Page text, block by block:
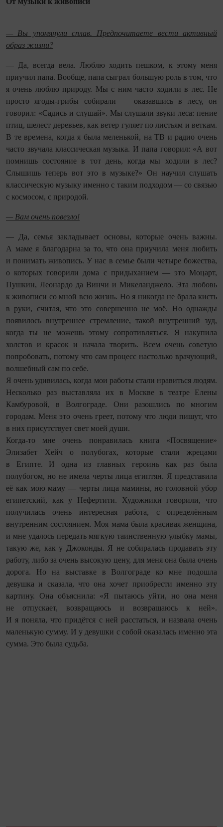
— Вы упомянули сплав. Предпочитаете вести активный
образ жизни?
— Да, всегда вела. Люблю ходить пешком, к этому меня
приучил папа. Вообще, папа сыграл большую роль в том, что
я очень люблю природу. Мы с ним часто ходили в лес. Не
просто ягоды-грибы собирали — оказавшись в лесу, он
говорил: «Садись и слушай». Мы слушали звуки леса: пение
птиц, шелест деревьев, как ветер гуляет по листьям и веткам.
В те времена, когда я была меленькой, на ТВ и радио очень
часто звучала классическая музыка. И папа говорил: «А вот
помнишь состояние в тот день, когда мы ходили в лес?
Слышишь теперь вот это в музыке?» Он научил слушать
классическую музыку именно с таким подходом — со связью
с космосом, с природой.
— Вам очень повезло!
— Да, семья закладывает основы, которые очень важны.
А маме я благодарна за то, что она приучила меня любить
и понимать живопись. У нас в семье были четыре божества,
о которых говорили дома с придыханием — это Моцарт,
Пушкин, Леонардо да Винчи и Микеланджело. Эта любовь
к живописи со мной всю жизнь. Но я никогда не брала кисть
в руки, считая, что это совершенно не моё. Но однажды
появилось внутреннее стремление, такой внутренний зуд,
когда ты не можешь этому сопротивляться. Я накупила
холстов и красок и начала творить. Всем очень советую
попробовать, потому что сам процесс настолько врачующий,
волшебный сам по себе.
Я очень удивилась, когда мои работы стали нравиться людям.
Несколько раз выставляла их в Москве в театре Елены
Камбуровой, в Волгограде. Они разошлись по многим
городам. Меня это очень греет, потому что люди пишут, что
в них присутствует свет моей души.
Когда-то мне очень понравилась книга «Посвящение»
Элизабет Хейч о полубогах, которые стали жрецами
в Египте. И одна из главных героинь как раз была
полубогом, но не имела черты лица египтян. Я представила
её как мою маму — черты лица мамины, но головной убор
египетский, как у Нефертити. Художники говорили, что
получилась очень интересная работа, с определённым
внутренним состоянием. Моя мама была красивая женщина,
и мне удалось передать мягкую таинственную улыбку мамы,
такую же, как у Джоконды. Я не собиралась продавать эту
работу, либо за очень высокую цену, для меня она была очень
дорога. Но на выставке в Волгограде ко мне подошла
девушка и сказала, что она хочет приобрести именно эту
картину. Она объяснила: «Я пытаюсь уйти, но она меня
не отпускает, возвращаюсь и возвращаюсь к ней».
И я поняла, что придётся с ней расстаться, и назвала очень
маленькую сумму. И у девушки с собой оказалась именно эта
сумма. Это была судьба.